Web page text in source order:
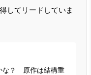
してリードしていま
な？ 原作は結構重